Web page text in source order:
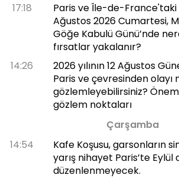
17:18
Paris ve Île-de-France'taki
Ağustos 2026 Cumartesi,
Göğe Kabulü Günü’nde
fırsatlar yakalanır?
14:26
2026 yılının 12 Ağustos
Paris ve çevresinden olayı
gözlemleyebilirsiniz?
gözlem noktaları
Çarşamba
14:54
Kafe Koşusu, garsonların
yarış nihayet Paris’te Eylül
düzenlenmeyecek.